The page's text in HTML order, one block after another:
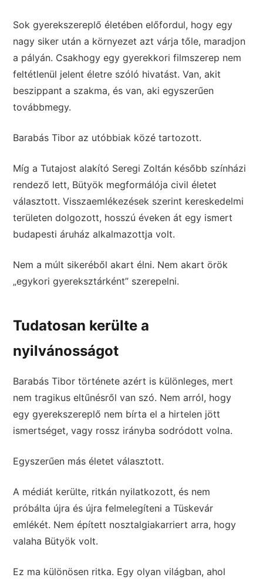
Sok gyerekszereplő életében előfordul, hogy egy
nagy siker után a környezet azt várja tőle, maradjon
a pályán. Csakhogy egy gyerekkori filmszerep nem
feltétlenül jelent életre szóló hivatást. Van, akit
beszippant a szakma, és van, aki egyszerűen
továbbmegy.
Barabás Tibor az utóbbiak közé tartozott.
Míg a Tutajost alakító Seregi Zoltán később színházi
rendező lett, Bütyök megformálója civil életet
választott. Visszaemlékezések szerint kereskedelmi
területen dolgozott, hosszú éveken át egy ismert
budapesti áruház alkalmazottja volt.
Nem a múlt sikeréből akart élni. Nem akart örök
„egykori gyereksztárként” szerepelni.
Tudatosan kerülte a
nyilvánosságot
Barabás Tibor története azért is különleges, mert
nem tragikus eltűnésről van szó. Nem arról, hogy
egy gyerekszereplő nem bírta el a hirtelen jött
ismertséget, vagy rossz irányba sodródott volna.
Egyszerűen más életet választott.
A médiát kerülte, ritkán nyilatkozott, és nem
próbálta újra és újra felmelegíteni a Tüskevár
emlékét. Nem épített nosztalgiakarriert arra, hogy
valaha Bütyök volt.
Ez ma különösen ritka. Egy olyan világban, ahol